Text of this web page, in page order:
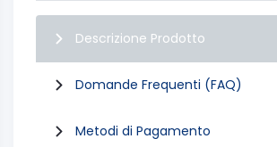
Descrizione Prodotto
Domande Frequenti (FAQ)
Metodi di Pagamento